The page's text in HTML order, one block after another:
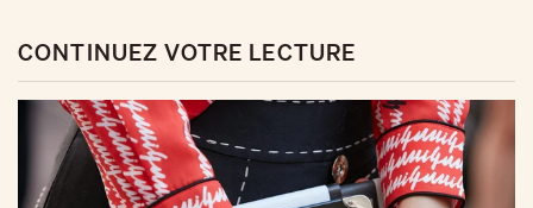
CONTINUEZ VOTRE LECTURE